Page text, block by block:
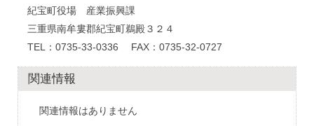
紀宝町役場 産業振興課
三重県南牟婁郡紀宝町鵜殿３２４
TEL：0735-33-0336 FAX：0735-32-0727
関連情報
関連情報はありません